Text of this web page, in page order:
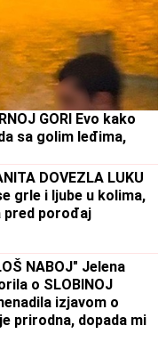
GORI Evo kako
sa golim leđima,
DOVEZLA LUKU
grle i ljube u kolima,
pred porođaj
NABOJ" Jelena
o SLOBINOJ
izjavom o
prirodna, dopada mi